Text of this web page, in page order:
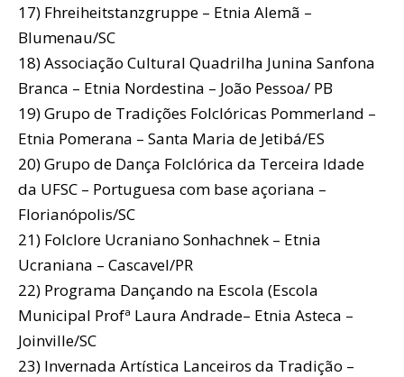
17) Fhreiheitstanzgruppe – Etnia Alemã –
Blumenau/SC
18) Associação Cultural Quadrilha Junina Sanfona
Branca – Etnia Nordestina – João Pessoa/ PB
19) Grupo de Tradições Folclóricas Pommerland –
Etnia Pomerana – Santa Maria de Jetibá/ES
20) Grupo de Dança Folclórica da Terceira Idade
da UFSC – Portuguesa com base açoriana –
Florianópolis/SC
21) Folclore Ucraniano Sonhachnek – Etnia
Ucraniana – Cascavel/PR
22) Programa Dançando na Escola (Escola
Municipal Profª Laura Andrade– Etnia Asteca –
Joinville/SC
23) Invernada Artística Lanceiros da Tradição –